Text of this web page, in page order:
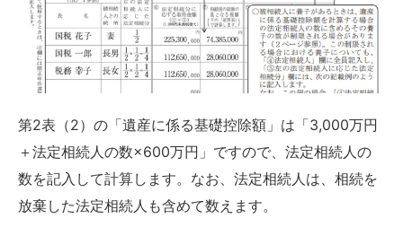
第2表（2）の「遺産に係る基礎控除額」は「3,000万円
＋法定相続人の数×600万円」ですので、法定相続人の
数を記入して計算します。なお、法定相続人は、相続を
放棄した法定相続人も含めて数えます。